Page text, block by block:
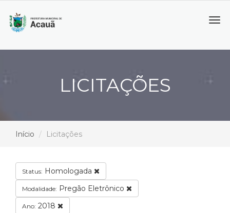
LICITAÇÕES
Início Licitações
Status: Homologada
Modalidade: Pregão Eletrônico
Ano: 2018